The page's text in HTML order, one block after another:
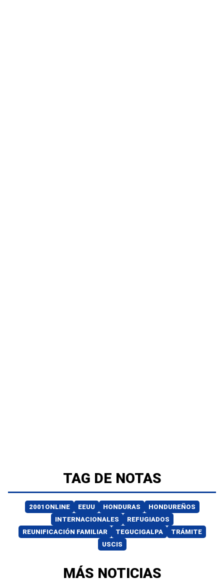
TAG DE NOTAS
2001ONLINE EEUU HONDURAS
HONDUREÑOS
INTERNACIONALES
REFUGIADOS
REUNIFICACIÓN FAMILIAR
TEGUCIGALPA
TRÁMITE
USCIS
MÁS NOTICIAS